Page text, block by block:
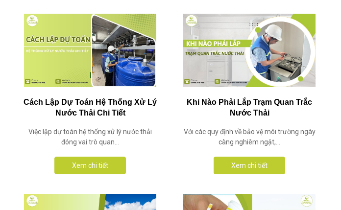
Cách Lập Dự Toán Hệ Thống Xử Lý
Nước Thải Chi Tiết
Việc lập dự toán hệ thống xử lý nước thải
đóng vai trò quan...
Xem chi tiết
Khi Nào Phải Lắp Trạm Quan Trắc
Nước Thải
Với các quy định về bảo vệ môi trường ngày
càng nghiêm ngặt,...
Xem chi tiết